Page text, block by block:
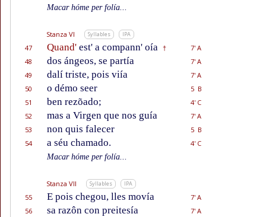
Macar hóme per folía...
Stanza VI Syllables IPA
47 Quand' est' a compann' oía †
7' A
48
dos ángeos, se partía
7' A
49
dalí triste, pois viía
7' A
50
o démo seer
5 B
51
ben rezõado;
4' C
52
mas a Virgen que nos guía
7' A
53
non quis falecer
5 B
54
a séu chamado.
4' C
Macar hóme per folía...
Stanza VII Syllables IPA
55 E pois chegou, lles movía
7' A
56
sa razôn con preitesía
7' A